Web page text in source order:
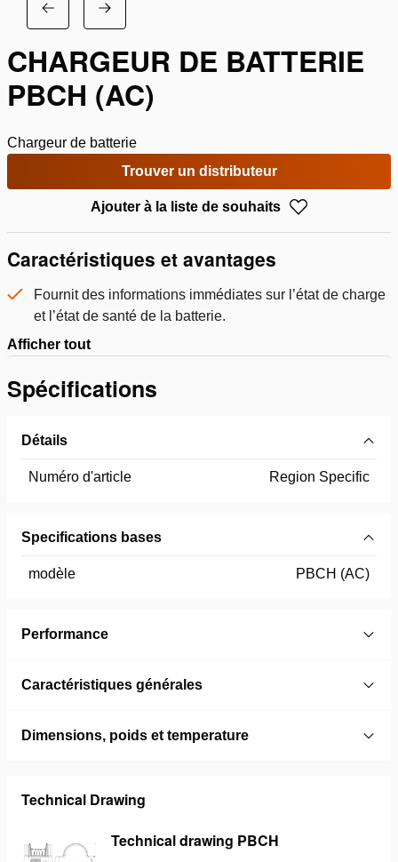
CHARGEUR DE BATTERIE
PBCH (AC)
Chargeur de batterie
Trouver un distributeur
Ajouter à la liste de souhaits
Caractéristiques et avantages
Fournit des informations immédiates sur l’état de charge
et l’état de santé de la batterie.
Afficher tout
Spécifications
Détails
Numéro d'article Region Specific
Specifications bases
modèle PBCH (AC)
Performance
Caractéristiques générales
Dimensions, poids et temperature
Technical Drawing
Technical drawing PBCH